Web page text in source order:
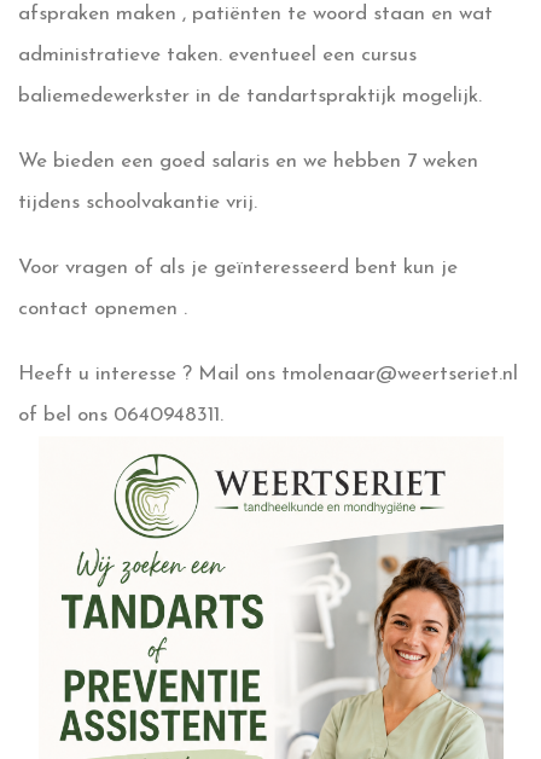
afspraken maken , patiënten te woord staan en wat
administratieve taken. eventueel een cursus
baliemedewerkster in de tandartspraktijk mogelijk.
We bieden een goed salaris en we hebben 7 weken
tijdens schoolvakantie vrij.
Voor vragen of als je geïnteresseerd bent kun je
contact opnemen .
Heeft u interesse ? Mail ons tmolenaar@weertseriet.nl
of bel ons 0640948311.